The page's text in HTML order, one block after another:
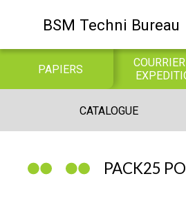
BSM Techni Bureau
PAPIERS
BUREAUTIQUECATALOGUE
PACK25